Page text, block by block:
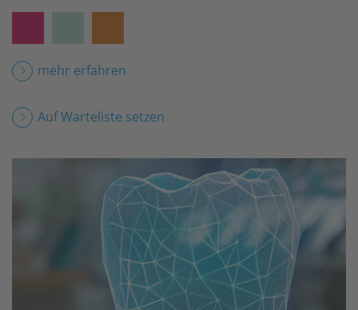
mehr erfahren
Auf Warteliste setzen